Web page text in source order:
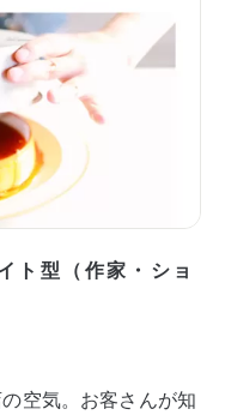
ト型（作家・ショ
空気。お客さんが知